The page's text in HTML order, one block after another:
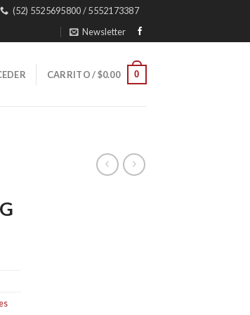
(52) 5525695800 / 5552173387
Newsletter
CARRITO /$0.00 0